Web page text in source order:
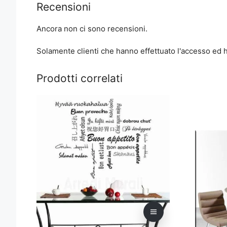
Recensioni
Ancora non ci sono recensioni.
Solamente clienti che hanno effettuato l'accesso
Prodotti correlati
Questo
varianti.
essere
scelte
nella
pagina
più
essere
scelte
nella
pagina